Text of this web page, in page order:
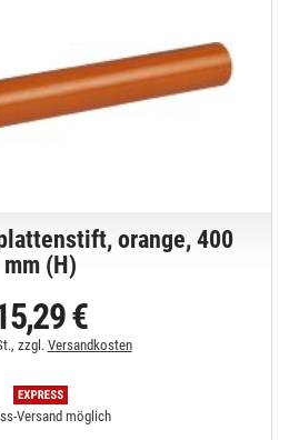
orange, 400
mm (H)
€
zzgl. Versandkosten
Versand möglich